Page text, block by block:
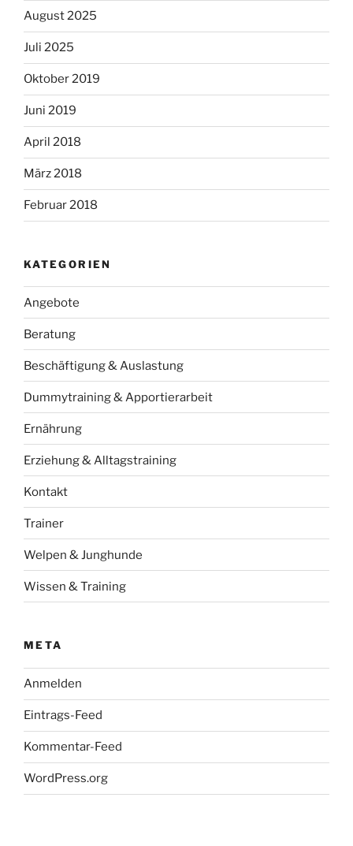
August 2025
Juli 2025
Oktober 2019
Juni 2019
April 2018
März 2018
Februar 2018
KATEGORIEN
Angebote
Beratung
Beschäftigung & Auslastung
Dummytraining & Apportierarbeit
Ernährung
Erziehung & Alltagstraining
Kontakt
Trainer
Welpen & Junghunde
Wissen & Training
META
Anmelden
Eintrags-Feed
Kommentar-Feed
WordPress.org